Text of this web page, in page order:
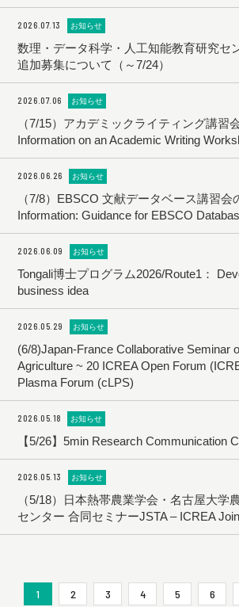
2026.07.13 お知らせ
数理・データ科学・人工知能教育研究セ
追加募集について（～7/24）
2026.07.06 お知らせ
（7/15）アカデミックライティング講習
Information on an Academic Writing
2026.06.26 お知らせ
（7/8）EBSCO 文献データベース講習会
Information: Guidance for EBSCO
2026.06.09 お知らせ
Tongali博士プログラム2026/Route1：
business idea
2026.05.29 お知らせ
(6/8)Japan-France Collaborative Seminar
Agriculture ~ 20 ICREA Open Forum
Plasma Forum (cLPS)
2026.05.18 お知らせ
【5/26】5min Research Communication
2026.05.13 お知らせ
（5/18）日本熱帯農業学会・名古屋大学
センター 合同セミナーJSTA – ICREA
1 2 3 4 5 6